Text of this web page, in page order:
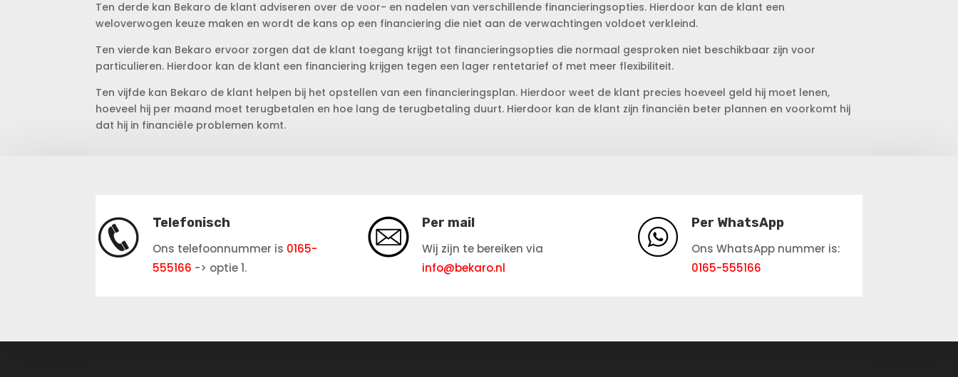
Ten derde kan Bekaro de klant adviseren over de voor- en nadelen van verschillende financieringsopties. Hierdoor kan de klant een
weloverwogen keuze maken en wordt de kans op een financiering die niet aan de verwachtingen voldoet verkleind.
Ten vierde kan Bekaro ervoor zorgen dat de klant toegang krijgt tot financieringsopties die normaal gesproken niet beschikbaar zijn voor
particulieren. Hierdoor kan de klant een financiering krijgen tegen een lager rentetarief of met meer flexibiliteit.
Ten vijfde kan Bekaro de klant helpen bij het opstellen van een financieringsplan. Hierdoor weet de klant precies hoeveel geld hij moet lenen,
hoeveel hij per maand moet terugbetalen en hoe lang de terugbetaling duurt. Hierdoor kan de klant zijn financiën beter plannen en voorkomt hij
dat hij in financiële problemen komt.
Telefonisch
Ons telefoonnummer is 0165-
555166 -> optie 1.
Per mail
Wij zijn te bereiken via
info@bekaro.nl
Per WhatsApp
Ons WhatsApp nummer is:
0165-555166